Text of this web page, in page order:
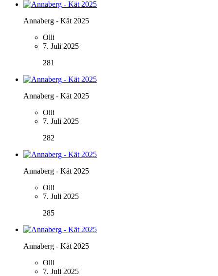
Annaberg - Kät 2025
Olli
7. Juli 2025
281
Annaberg - Kät 2025
Olli
7. Juli 2025
282
Annaberg - Kät 2025
Olli
7. Juli 2025
285
Annaberg - Kät 2025
Olli
7. Juli 2025